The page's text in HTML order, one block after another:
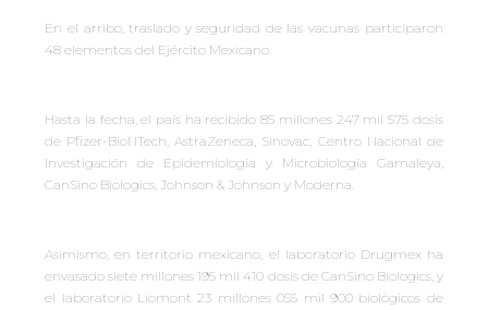
En el arribo, traslado y seguridad de las vacunas participaron
48 elementos del Ejército Mexicano.
Hasta la fecha, el país ha recibido 85 millones 247 mil 575 dosis
de Pfizer-BioNTech, AstraZeneca, Sinovac, Centro Nacional de
Investigación de Epidemiología y Microbiología Gamaleya,
CanSino Biologics, Johnson & Johnson y Moderna.
Asimismo, en territorio mexicano, el laboratorio Drugmex ha
envasado siete millones 195 mil 410 dosis de CanSino Biologics, y
el laboratorio Liomont 23 millones 055 mil 900 biológicos de